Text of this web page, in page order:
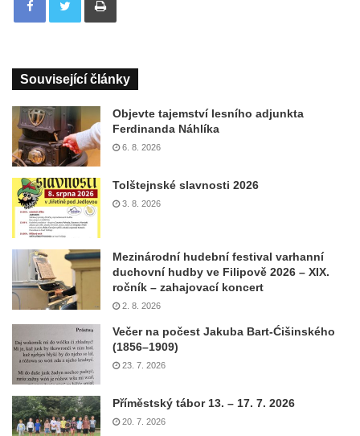
Související články
Objevte tajemství lesního adjunkta
Ferdinanda Náhlíka
6. 8. 2026
Tolštejnské slavnosti 2026
3. 8. 2026
Mezinárodní hudební festival varhanní
duchovní hudby ve Filipově 2026 – XIX.
ročník – zahajovací koncert
2. 8. 2026
Večer na počest Jakuba Bart-Ćišinského
(1856–1909)
23. 7. 2026
Příměstský tábor 13. – 17. 7. 2026
20. 7. 2026